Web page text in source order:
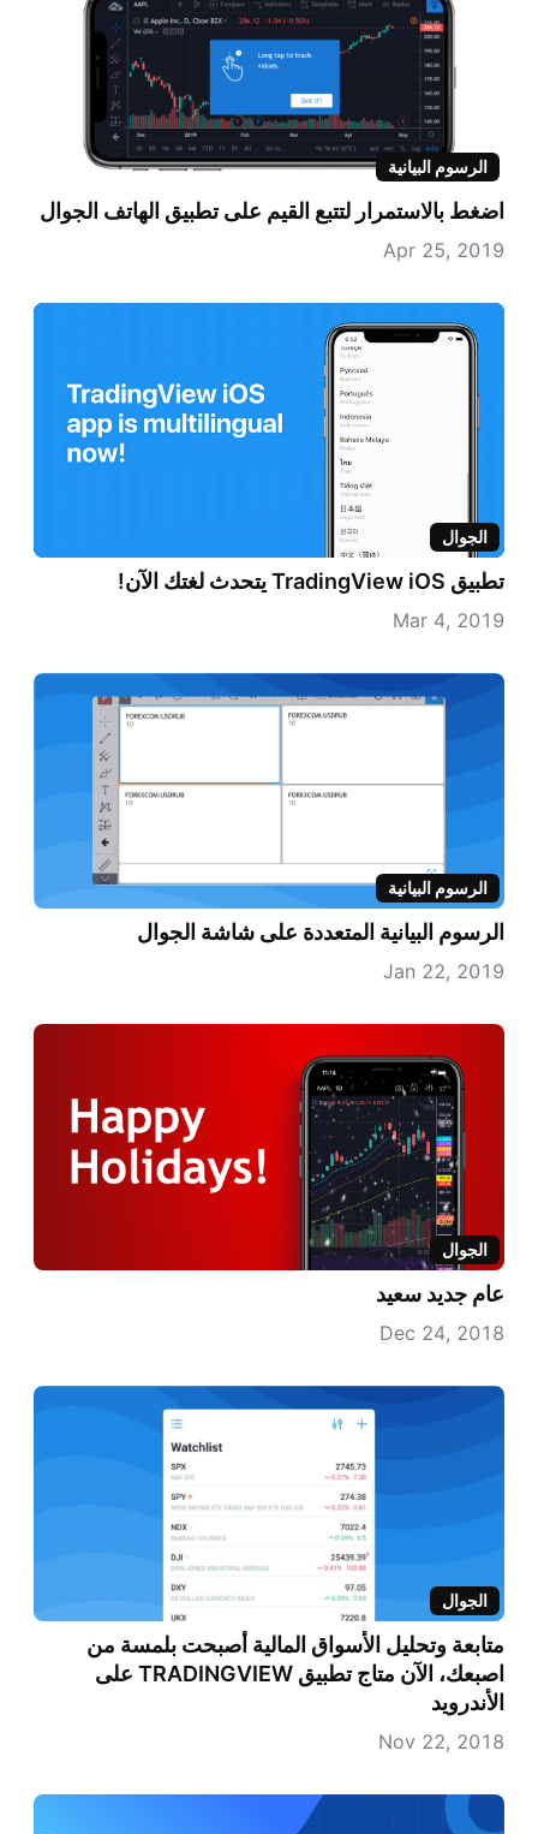
الرسوم البيانية
اضغط بالاستمرار لتتبع القيم على تطبيق الهاتف الجوال
Apr 25, 2019
الجوال
تطبيق TradingView iOS يتحدث لغتك الآن!
Mar 4, 2019
الرسوم البيانية
الرسوم البيانية المتعددة على شاشة الجوال
Jan 22, 2019
الجوال
عام جديد سعيد
Dec 24, 2018
الجوال
متابعة وتحليل الأسواق المالية أصبحت بلمسة من
اصبعك، الآن متاج تطبيق TRADINGVIEW على
الأندرويد
Nov 22, 2018